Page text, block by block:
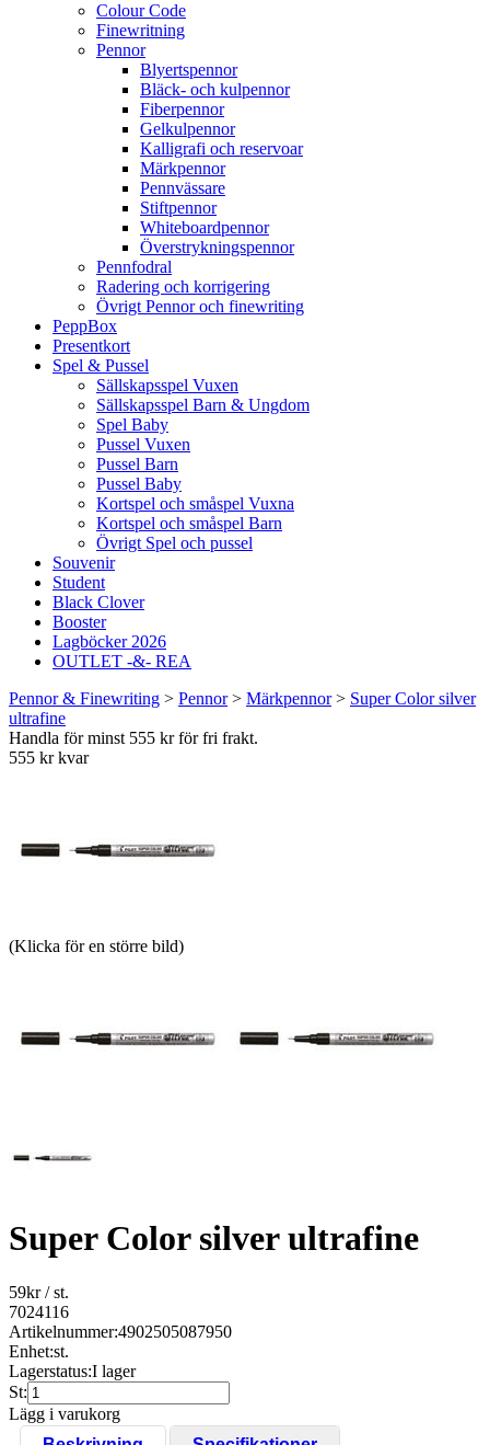
Colour Code
Finewritning
Pennor
Blyertspennor
Bläck- och kulpennor
Fiberpennor
Gelkulpennor
Kalligrafi och reservoar
Märkpennor
Pennvässare
Stiftpennor
Whiteboardpennor
Överstrykningspennor
Pennfodral
Radering och korrigering
Övrigt Pennor och finewriting
PeppBox
Presentkort
Spel & Pussel
Sällskapsspel Vuxen
Sällskapsspel Barn & Ungdom
Spel Baby
Pussel Vuxen
Pussel Barn
Pussel Baby
Kortspel och småspel Vuxna
Kortspel och småspel Barn
Övrigt Spel och pussel
Souvenir
Student
Black Clover
Booster
Lagböcker 2026
OUTLET -&- REA
Pennor & Finewriting > Pennor> Märkpennor> Super Color silver
ultrafine
Handla för minst 555 kr för fri frakt.
555 kr kvar
(Klicka för en större bild)
Super Color silver ultrafine
59kr/ st.
7024116
Artikelnummer:4902505087950
Enhet:st.
Lagerstatus:I lager
St:
Lägg i varukorg